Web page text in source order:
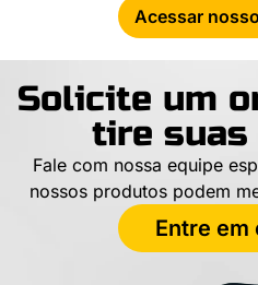
Acessar
Solicite um
tire suas
Fale com nossa equipe
nossos produtos podem
Entre em